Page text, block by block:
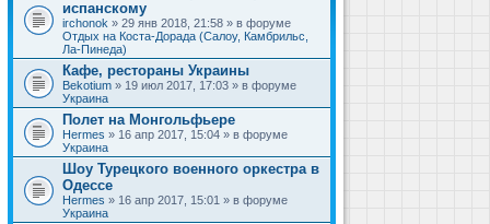
испанскому
irchonok » 29 янв 2018, 21:58 » в форуме
Отдых на Коста-Дорада (Салоу, Камбрильс,
Ла-Пинеда)
Кафе, рестораны Украины
Bekotium » 19 июл 2017, 17:03 » в форуме
Украина
Полет на Монгольфьере
Hermes » 16 апр 2017, 15:04 » в форуме
Украина
Шоу Турецкого военного оркестра в
Одессе
Hermes » 16 апр 2017, 15:01 » в форуме
Украина